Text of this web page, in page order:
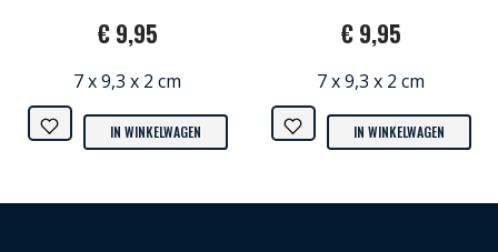
€ 9,95
7 x 9,3 x 2 cm
IN WINKELWAGEN
€ 9,95
7 x 9,3 x 2 cm
IN WINKELWAGEN